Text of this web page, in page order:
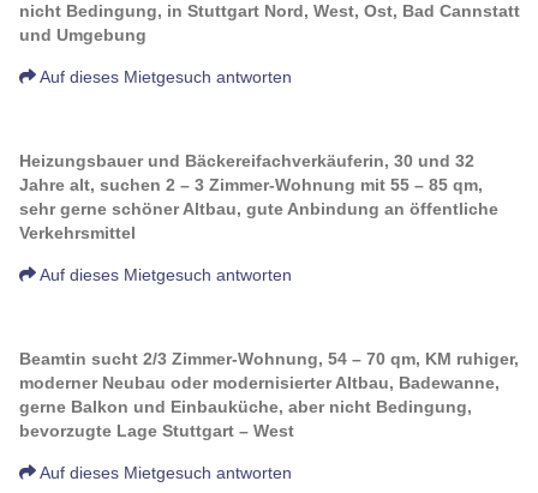
nicht Bedingung, in Stuttgart Nord, West, Ost, Bad Cannstatt
und Umgebung
Auf dieses Mietgesuch antworten
Heizungsbauer und Bäckereifachverkäuferin, 30 und 32
Jahre alt, suchen 2 – 3 Zimmer-Wohnung mit 55 – 85 qm,
sehr gerne schöner Altbau, gute Anbindung an öffentliche
Verkehrsmittel
Auf dieses Mietgesuch antworten
Beamtin sucht 2/3 Zimmer-Wohnung, 54 – 70 qm, KM ruhiger,
moderner Neubau oder modernisierter Altbau, Badewanne,
gerne Balkon und Einbauküche, aber nicht Bedingung,
bevorzugte Lage Stuttgart – West
Auf dieses Mietgesuch antworten